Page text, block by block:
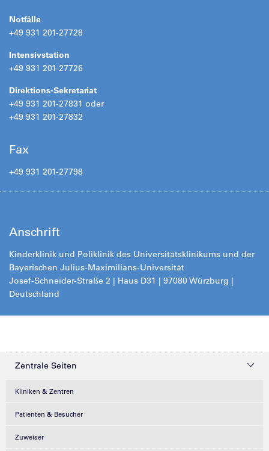
Notfälle
+49 931 201-27728
Intensivstation
+49 931 201-27726
Direktions-Sekretariat
+49 931 201-27831 oder
+49 931 201-27832
Fax
+49 931 201-27798
Anschrift
Kinderklinik und Poliklinik des Universitätsklinikums und der
Bayerischen Julius-Maximilians-Universität
Josef-Schneider-Straße 2 | Haus D31 | 97080 Würzburg |
Deutschland
Zentrale Seiten
Kliniken & Zentren
Patienten & Besucher
Zuweiser